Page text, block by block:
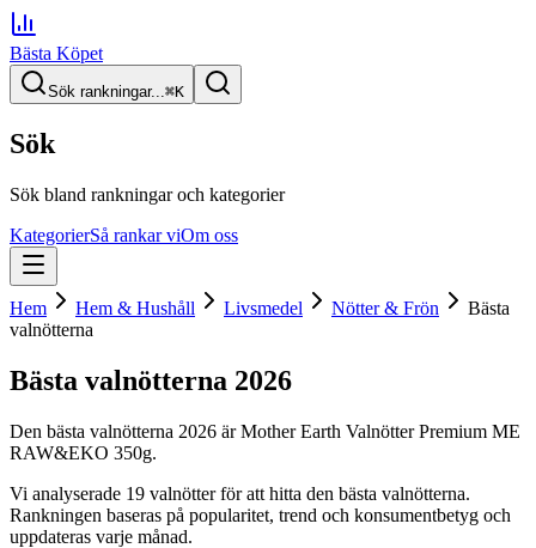
Bästa Köpet
Sök rankningar...⌘K
Sök
Sök bland rankningar och kategorier
KategorierSå rankar viOm oss
Hem Hem & Hushåll Livsmedel Nötter & Frön
Bästa
valnötterna
Bästa valnötterna 2026
Den bästa valnötterna 2026 ärMother Earth Valnötter Premium ME
RAW&EKO 350g.
Vi analyserade 19 valnötterför att hitta den bästa valnötterna.
Rankningen baseras på popularitet, trend och konsumentbetyg och
uppdateras varje månad.